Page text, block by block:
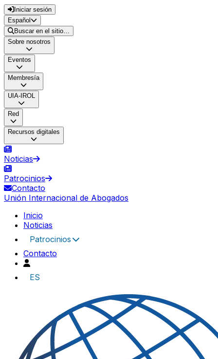
Iniciar sesión
Español
Buscar en el sitio…
Sobre nosotros
Eventos
Membresía
UIA-IROL
Red
Recursos digitales
Noticias
Patrocinios
Contacto
Unión Internacional de Abogados
Inicio
Noticias
Patrocinios
Contacto
ES